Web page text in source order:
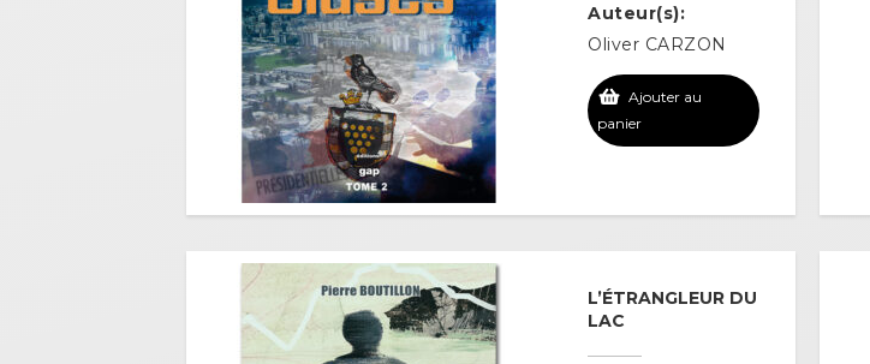
Auteur(s):
Oliver CARZON
Ajouter au
panier
L’ÉTRANGLEUR DU
LAC